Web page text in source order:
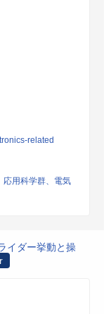
related
応用科学群、電気
イダー挙動と操